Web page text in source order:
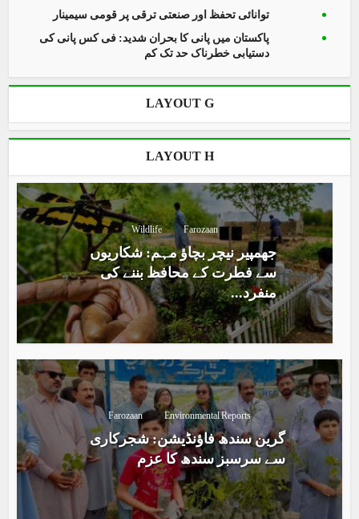
توانائی تحفظ اور صنعتی ترقی پر قومی سیمینار
پاکستان میں پانی کا بحران شدید: فی کس پانی کی
دستیابی خطرناک حد تک کم
LAYOUT G
LAYOUT H
Farozaan
Wildlife
جھمپیر نیچر بچاؤ مہم: شکاریوں
سے فطرت کے محافظ بننے کی
منفرد...
Environmental Reports
Farozaan
گرین سندھ فاؤنڈیشن: شجرکاری
سے سرسبز سندھ کا عزم